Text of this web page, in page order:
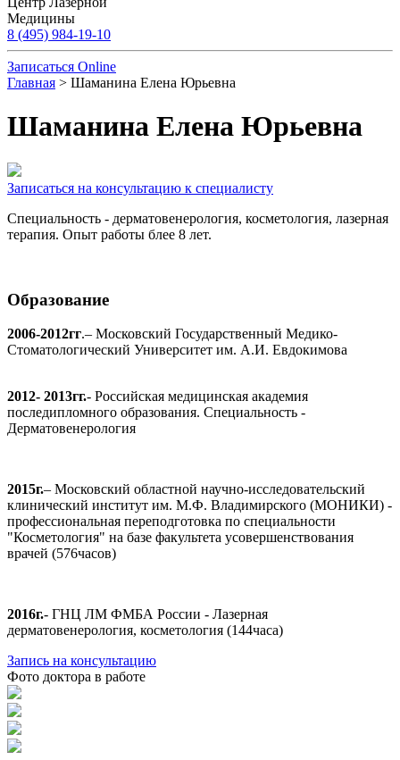
Медицины
8 (495) 984-19-10
Записаться Online
Главная > Шаманина Елена Юрьевна
Шаманина Елена Юрьевна
Записаться на консультацию к специалисту
Специальность - дерматовенерология, косметология, лазерная
терапия. Опыт работы блее 8 лет.
Образование
2006-2012гг.– Московский Государственный Медико-
Стоматологический Университет им. А.И. Евдокимова
2012- 2013гг.- Российская медицинская академия
последипломного образования. Специальность -
Дерматовенерология
2015г.– Московский областной научно-исследовательский
клинический институт им. М.Ф. Владимирского (МОНИКИ) -
профессиональная переподготовка по специальности
"Косметология" на базе факультета усовершенствования
врачей (576часов)
2016г.- ГНЦ ЛМ ФМБА России - Лазерная
дерматовенерология, косметология (144часа)
Запись на консультацию
Фото доктора в работе